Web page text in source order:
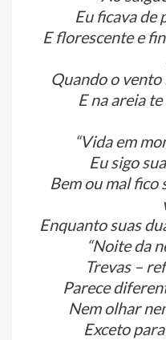
Eu ficava de
E florescente e
Quando o
E na areia
“Vida em
Eu sigo
Bem ou mal fico
Enquanto suas
“Noite da
Trevas –
Parece
Nem olhar
Exceto